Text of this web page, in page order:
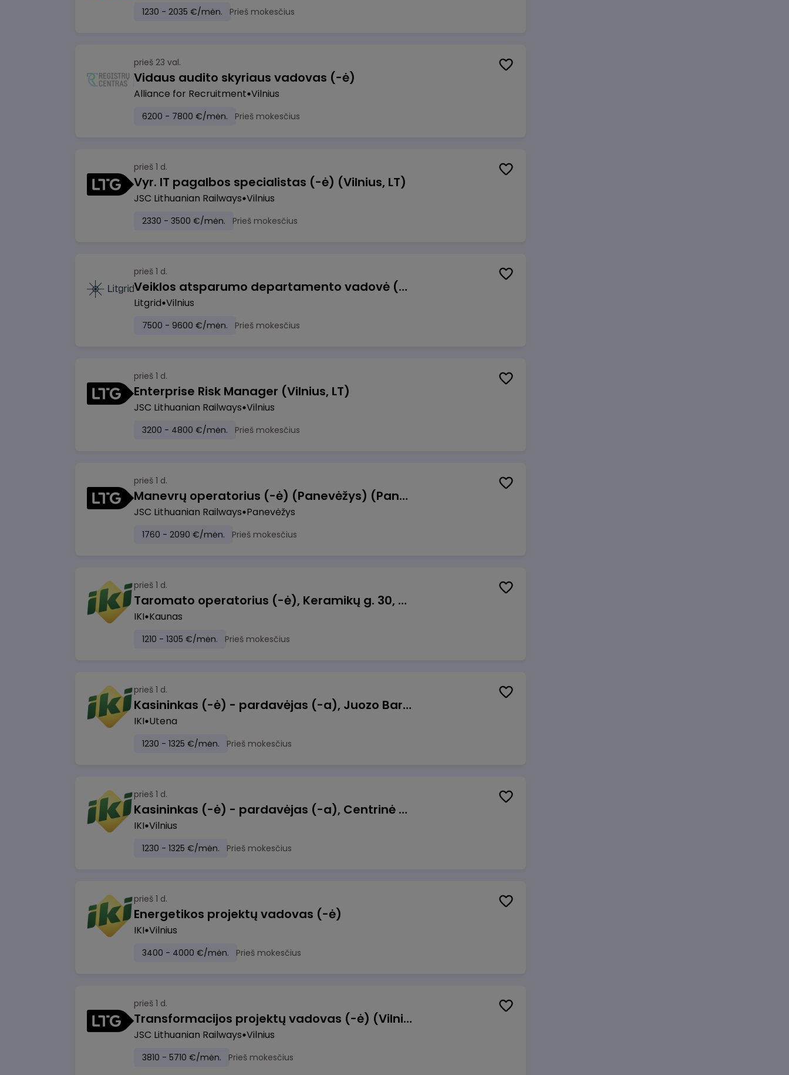
1230 - 2035 €/mėn. Prieš mokesčius
prieš 23 val.
Vidaus audito skyriaus vadovas (-ė)
Alliance for Recruitment Vilnius
6200 - 7800 €/mėn. Prieš mokesčius
prieš 1 d.
Vyr. IT pagalbos specialistas (-ė) (Vilnius, LT)
JSC Lithuanian Railways Vilnius
2330 - 3500 €/mėn. Prieš mokesčius
prieš 1 d.
Veiklos atsparumo departamento vadovė (-as)
Litgrid Vilnius
7500 - 9600 €/mėn. Prieš mokesčius
prieš 1 d.
Enterprise Risk Manager (Vilnius, LT)
JSC Lithuanian Railways Vilnius
3200 - 4800 €/mėn. Prieš mokesčius
prieš 1 d.
Manevrų operatorius (-ė) (Panevėžys) (Panevėžys, LT)
JSC Lithuanian Railways Panevėžys
1760 - 2090 €/mėn. Prieš mokesčius
prieš 1 d.
Taromato operatorius (-ė), Keramikų g. 30, Neveronys
IKI Kaunas
1210 - 1305 €/mėn. Prieš mokesčius
prieš 1 d.
Kasininkas (-ė) - pardavėjas (-a), Juozo Bartašiaus g. 1, Utena
IKI Utena
1230 - 1325 €/mėn. Prieš mokesčius
prieš 1 d.
Kasininkas (-ė) - pardavėjas (-a), Centrinė g. 62, Galgiai
IKI Vilnius
1230 - 1325 €/mėn. Prieš mokesčius
prieš 1 d.
Energetikos projektų vadovas (-ė)
IKI Vilnius
3400 - 4000 €/mėn. Prieš mokesčius
prieš 1 d.
Transformacijos projektų vadovas (-ė) (Vilnius, LT)
JSC Lithuanian Railways Vilnius
3810 - 5710 €/mėn. Prieš mokesčius